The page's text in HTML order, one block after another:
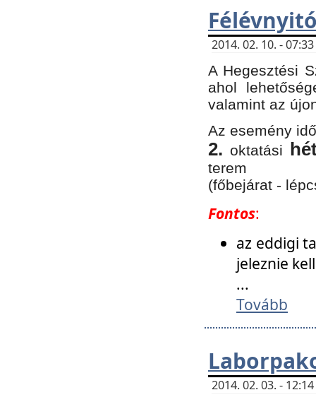
2014. 02. 10. -
A Hegesztési
ahol
valamint az
Az esemény
2. oktatási
terem
(főbejárat -
Fontos:
az eddigi
jeleznie
...
Tovább
2014. 02. 03. -